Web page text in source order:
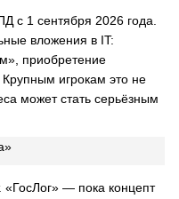
с 1 сентября 2026 года.
вложения в IT:
приобретение
игрокам это не
может стать серьёзным
«ГосЛог» — пока концепт